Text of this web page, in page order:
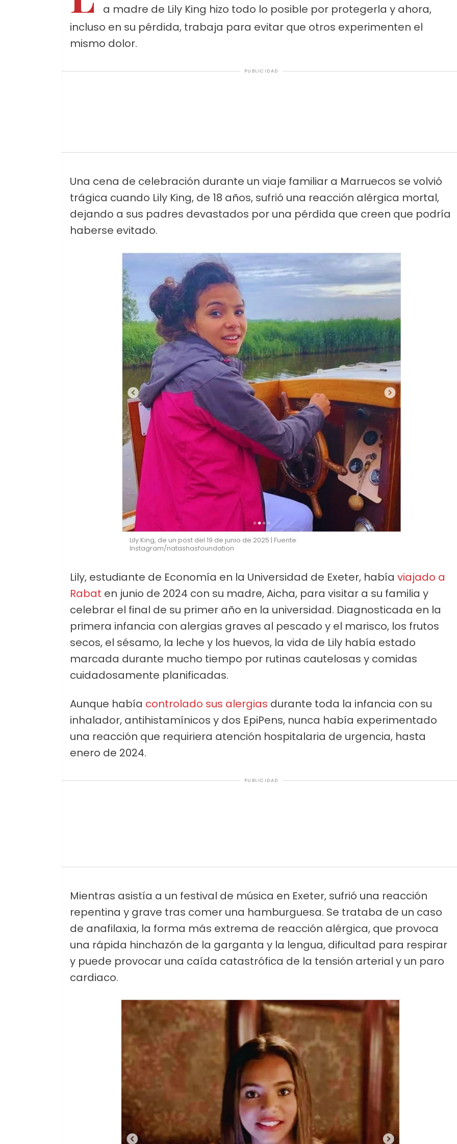
a madre de Lily King hizo todo lo posible por protegerla y ahora,
incluso en su pérdida, trabaja para evitar que otros experimenten el
mismo dolor.
PUBLICIDAD
Una cena de celebración durante un viaje familiar a Marruecos se volvió
trágica cuando Lily King, de 18 años, sufrió una reacción alérgica mortal,
dejando a sus padres devastados por una pérdida que creen que podría
haberse evitado.
Lily King, de un post del 19 de junio de 2025 | Fuente:
Instagram/natashasfoundation
Lily, estudiante de Economía en la Universidad de Exeter, había viajado a
Rabat en junio de 2024 con su madre, Aicha, para visitar a su familia y
celebrar el final de su primer año en la universidad. Diagnosticada en la
primera infancia con alergias graves al pescado y el marisco, los frutos
secos, el sésamo, la leche y los huevos, la vida de Lily había estado
marcada durante mucho tiempo por rutinas cautelosas y comidas
cuidadosamente planificadas.
Aunque había controlado sus alergias durante toda la infancia con su
inhalador, antihistamínicos y dos EpiPens, nunca había experimentado
una reacción que requiriera atención hospitalaria de urgencia, hasta
enero de 2024.
PUBLICIDAD
Mientras asistía a un festival de música en Exeter, sufrió una reacción
repentina y grave tras comer una hamburguesa. Se trataba de un caso
de anafilaxia, la forma más extrema de reacción alérgica, que provoca
una rápida hinchazón de la garganta y la lengua, dificultad para respirar
y puede provocar una caída catastrófica de la tensión arterial y un paro
cardiaco.